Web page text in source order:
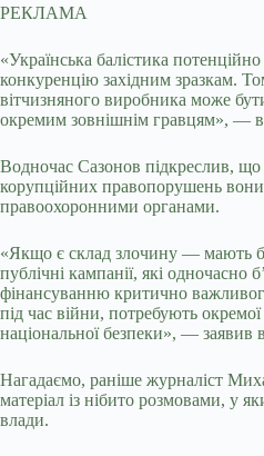
РЕКЛАМА
«Українська балістика
конкуренцію західним зразкам.
вітчизняного виробника може
окремим зовнішнім гравцям», —
Водночас Сазонов підкреслив, що
корупційних правопорушень вони
правоохоронними органами.
«Якщо є склад злочину — мають
публічні кампанії, які одночасно
фінансуванню критично
під час війни, потребують
національної безпеки», — заявив
Нагадаємо, раніше журналіст
матеріал із нібито розмовами, у
влади.